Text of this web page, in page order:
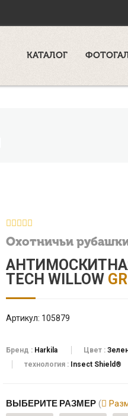
КАТАЛОГ
Охотничьи
TECH WILLOW
Артикул: 105879
Бренд : Harkila Цвет :
технология : Insect Shield®
ВЫБЕРИТЕ РАЗМЕР (